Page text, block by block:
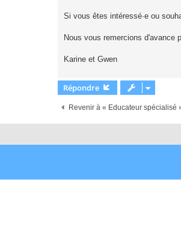
Si vous êtes intéressé·e ou
Nous vous remercions d'avance
Karine et Gwen
Répondre
Revenir à « Educateur spécialisé